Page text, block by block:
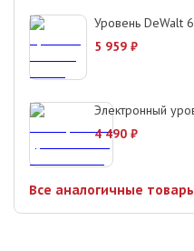
Уровень DeWalt
5 959 ₽
Электронный
4 490 ₽
Все аналогичные